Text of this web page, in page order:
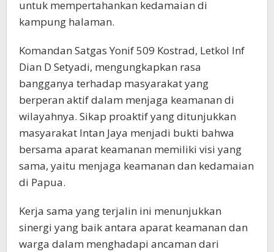
untuk mempertahankan kedamaian di
kampung halaman.
Komandan Satgas Yonif 509 Kostrad, Letkol Inf
Dian D Setyadi, mengungkapkan rasa
bangganya terhadap masyarakat yang
berperan aktif dalam menjaga keamanan di
wilayahnya. Sikap proaktif yang ditunjukkan
masyarakat Intan Jaya menjadi bukti bahwa
bersama aparat keamanan memiliki visi yang
sama, yaitu menjaga keamanan dan kedamaian
di Papua.
Kerja sama yang terjalin ini menunjukkan
sinergi yang baik antara aparat keamanan dan
warga dalam menghadapi ancaman dari